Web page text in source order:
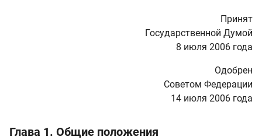
Принят
Государственной Думой
8 июля 2006 года
Одобрен
Советом Федерации
14 июля 2006 года
Глава 1. Общие положения